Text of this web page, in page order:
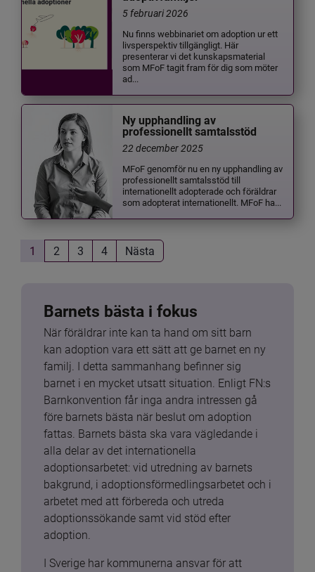
5 februari 2026
Nu finns webbinariet om adoption ur ett
livsperspektiv tillgängligt. Här
presenterar vi det kunskapsmaterial
som MFoF tagit fram för dig som möter
ad...
Ny upphandling av
professionellt samtalsstöd
22 december 2025
MFoF genomför nu en ny upphandling av
professionellt samtalsstöd till
internationellt adopterade och föräldrar
som adopterat internationellt. MFoF ha...
1 2 3 4 Nästa
Barnets bästa i fokus
När föräldrar inte kan ta hand om sitt barn
kan adoption vara ett sätt att ge barnet en ny
familj. I detta sammanhang befinner sig
barnet i en mycket utsatt situation. Enligt FN:s
Barnkonvention får inga andra intressen gå
före barnets bästa när beslut om adoption
fattas. Barnets bästa ska vara vägledande i
alla delar av det internationella
adoptionsarbetet: vid utredning av barnets
bakgrund, i adoptionsförmedlingsarbetet och i
arbetet med att förbereda och utreda
adoptionssökande samt vid stöd efter
adoption.
I Sverige har kommunerna ansvar för att